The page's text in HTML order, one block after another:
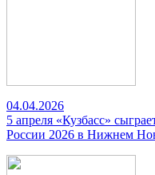
04.04.2026
5 апреля «Кузбасс»
России 2026 в Нижнем